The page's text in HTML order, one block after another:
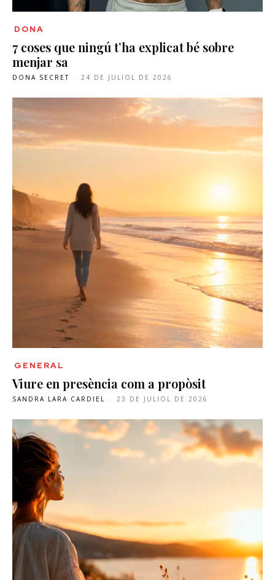
DONA
7 coses que ningú t’ha explicat bé sobre
menjar sa
DONA SECRET - 24 DE JULIOL DE 2026
GENERAL
Viure en presència com a propòsit
SANDRA LARA CARDIEL - 23 DE JULIOL DE 2026